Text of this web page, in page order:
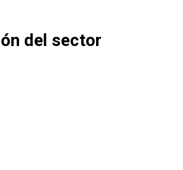
del sector